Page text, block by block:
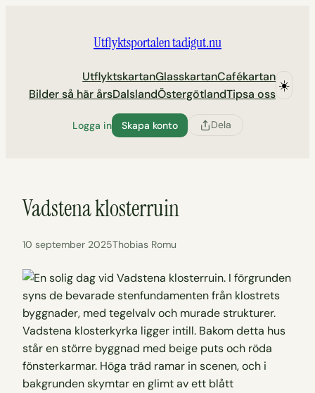
Utflyktsportalen tadigut.nu
UtflyktskartanGlasskartanCafékartan
Bilder så här årsDalslandÖstergötlandTipsa oss
☀️
Logga in Skapa konto Dela
Vadstena klosterruin
10 september 2025Thobias Romu